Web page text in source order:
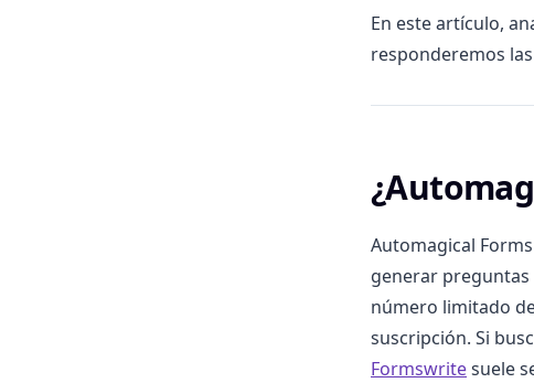
En este artículo,
responderemos
Automagical
generar
número limitado
suscripción. Si
Formswritesuele